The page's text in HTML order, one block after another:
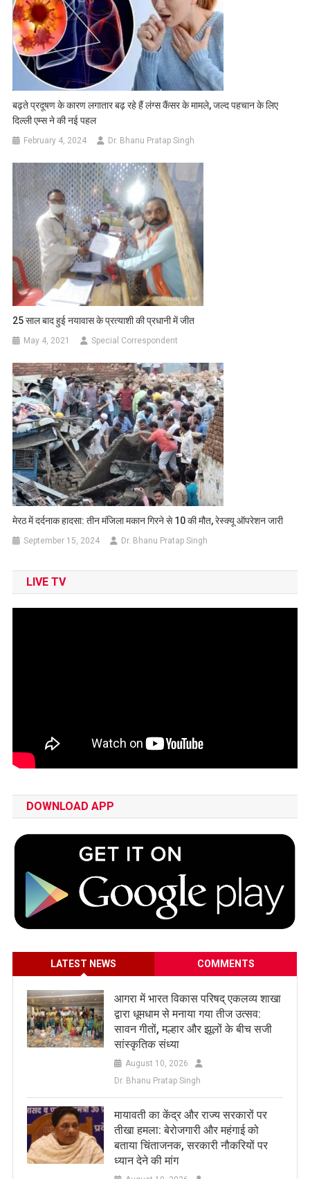
बढ़ते प्रदूषण के कारण लगातार बढ़ रहे हैं लंग्स कैंसर के मामले, जल्द पहचान के लिए
दिल्ली एम्स ने की नई पहल
February 4, 2024 Dr. Bhanu Pratap Singh
25 साल बाद हुई नयावास के प्रत्याशी की प्रधानी में जीत
May 4, 2021 Special Correspondent
मेरठ में दर्दनाक हादसा: तीन मंजिला मकान गिरने से 10 की मौत, रेस्क्यू ऑपरेशन जारी
September 15, 2024 Dr. Bhanu Pratap Singh
LIVE TV
DOWNLOAD APP
LATEST NEWS COMMENTS
आगरा में भारत विकास परिषद् एकलव्य शाखा
द्वारा धूमधाम से मनाया गया तीज उत्सव:
सावन गीतों, मल्हार और झूलों के बीच सजी
सांस्कृतिक संध्या
August 10, 2026
Dr. Bhanu Pratap Singh
मायावती का केंद्र और राज्य सरकारों पर
तीखा हमला: बेरोजगारी और महंगाई को
बताया चिंताजनक, सरकारी नौकरियों पर
ध्यान देने की मांग